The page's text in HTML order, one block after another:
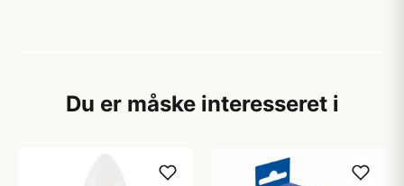
Du er måske interesseret i